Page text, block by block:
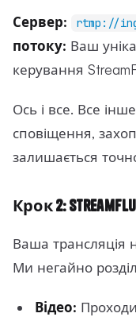
Сервер: rtmp://
потоку: Ваш
керування
Ось і все. Все
сповіщення,
залишається
Крок 2:
Ваша трансляція
Ми негайно
Відео: